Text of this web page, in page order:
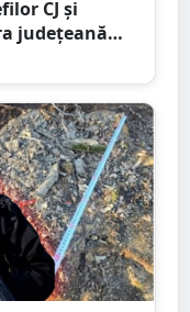
CJ și
județeană
după ce i-au